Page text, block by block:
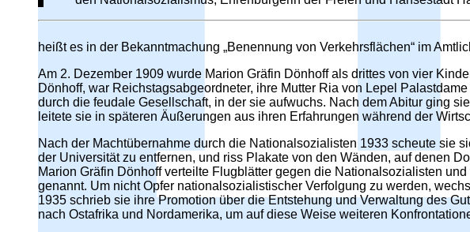
heißt es in der Bekanntmachung „Benennung von Verkehrsflächen“ im
Am 2. Dezember 1909 wurde Marion Gräfin Dönhoff als drittes von vier
Dönhoff, war Reichstagsabgeordneter, ihre Mutter Ria von Lepel
durch die feudale Gesellschaft, in der sie aufwuchs. Nach dem Abitur ging
leitete sie in späteren Äußerungen aus ihren Erfahrungen während der
Nach der Machtübernahme durch die Nationalsozialisten 1933 scheute sie
der Universität zu entfernen, und riss Plakate von den Wänden, auf denen
Marion Gräfin Dönhoff verteilte Flugblätter gegen die Nationalsozialisten
genannt. Um nicht Opfer nationalsozialistischer Verfolgung zu werden,
1935 schrieb sie ihre Promotion über die Entstehung und Verwaltung des
nach Ostafrika und Nordamerika, um auf diese Weise weiteren